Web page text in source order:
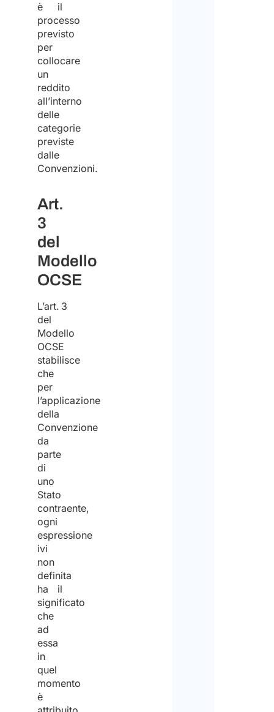
è il
processo
previsto
per
collocare
un
reddito
all’interno
delle
categorie
previste
dalle
Convenzioni.
Art.
3
del
Modello
OCSE
L’art. 3
del
Modello
OCSE
stabilisce
che
per
l’applicazione
della
Convenzione
da
parte
di
uno
Stato
contraente,
ogni
espressione
ivi
non
definita
ha il
significato
che
ad
essa
in
quel
momento
è